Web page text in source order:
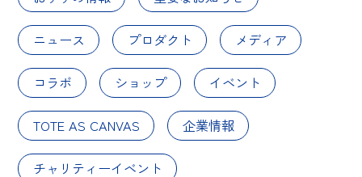
ニュース プロダクト メディア
コラボ ショップ イベント
TOTE AS CANVAS 企業情報
チャリティーイベント